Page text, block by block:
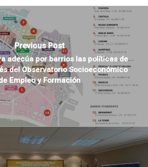
Previous Post
adecúa por barrios las políticas de
del Observatorio Socioeconómico
Empleo y Formación